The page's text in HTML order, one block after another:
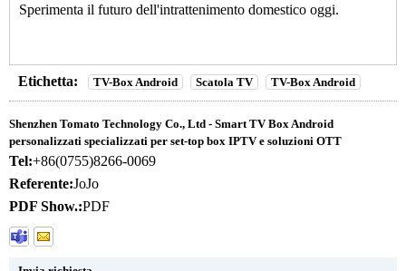
Sperimenta il futuro dell'intrattenimento domestico oggi.
Etichetta: TV-Box Android Scatola TV TV-Box Android
Shenzhen Tomato Technology Co., Ltd - Smart TV Box Android
personalizzati specializzati per set-top box IPTV e soluzioni OTT
Tel:+86(0755)8266-0069
Referente:JoJo
PDF Show.:PDF